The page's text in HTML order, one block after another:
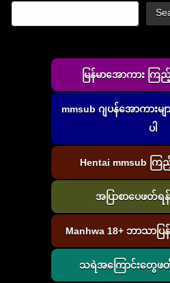
မြန်မာအောကား ကြ
mmsub ဂျပန်အောကား
ပါ
Hentai mmsub ကြ
အပြာစာပေဖတ်ရ
Manhwa 18+ ဘာသာပ
သရဲအကြောင်းတွေဖ